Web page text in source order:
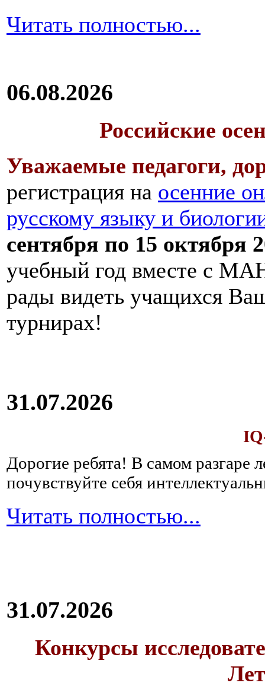
Читать полностью...
06.08.2026
Российские
Уважаемые педагоги,
регистрация на осенние
русскому языку и
сентября по 15 октября
учебный год вместе с
рады видеть учащихся
турнирах!
31.07.2026
Дорогие ребята! В самом разгаре
почувствуйте себя
Читать полностью...
31.07.2026
Конкурсы